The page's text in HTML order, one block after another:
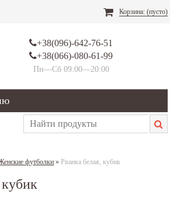
Корзина: (пусто)
+38(096)-642-76-51
+38(066)-080-61-99
Пн—Сб 09:00—20:00
футболки » Рванка белая, кубик